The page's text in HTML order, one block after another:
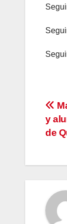
de
y
de